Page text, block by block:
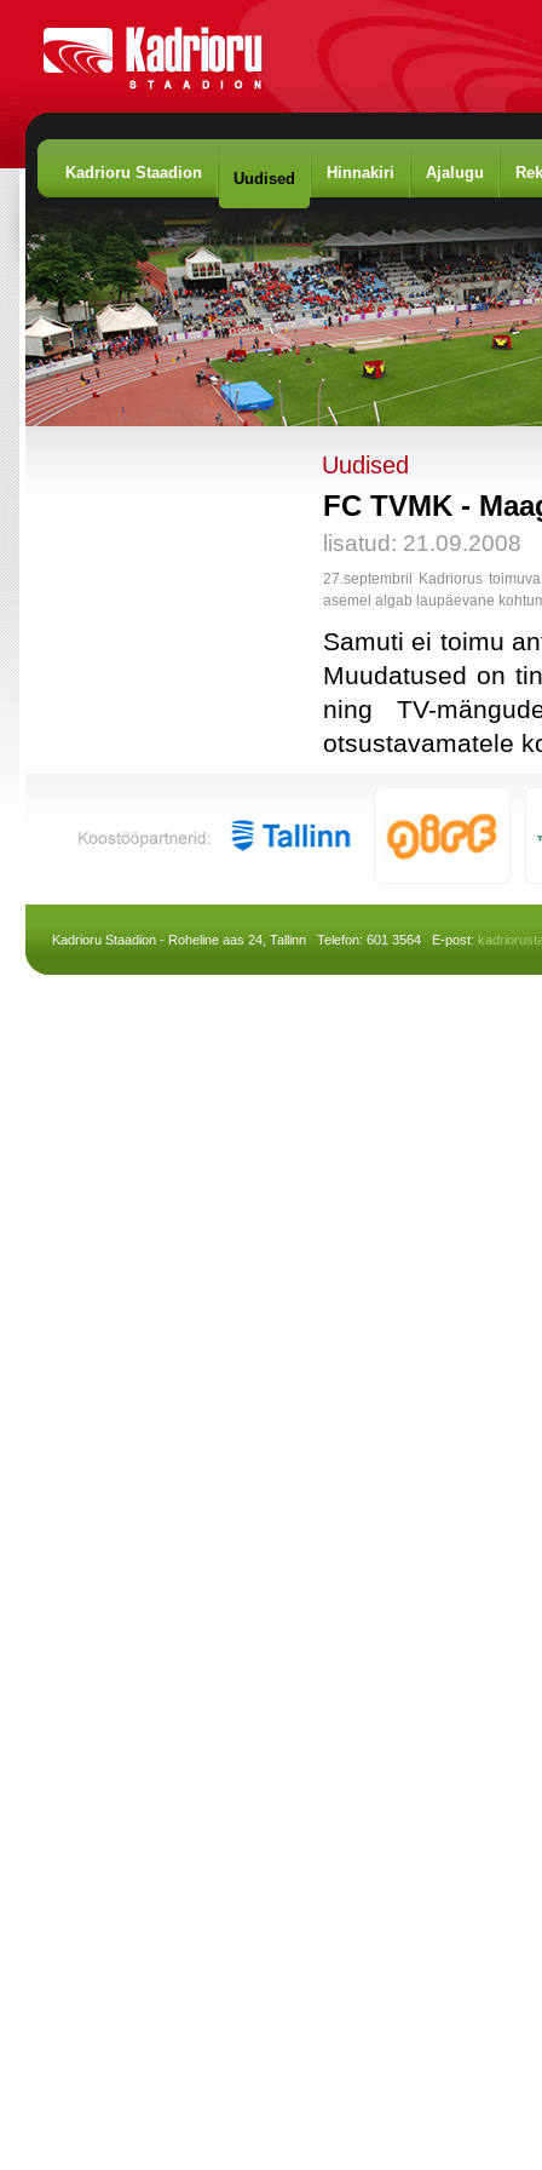
Kadrioru Staadion Uudised Hinnakiri Ajalugu
Uudised
FC TVMK -
lisatud: 21.09.2008
27.septembril Kadriorus
asemel algab laupäevane
Samuti ei toimu
Muudatused on
ning TV-
otsustavamatele
Kadrioru Staadion - Roheline aas 24, Tallinn Telefon: 601 3564 E-post: